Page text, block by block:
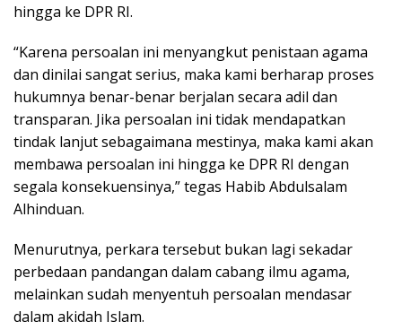
hingga ke DPR RI.
“Karena persoalan ini menyangkut penistaan agama
dan dinilai sangat serius, maka kami berharap proses
hukumnya benar-benar berjalan secara adil dan
transparan. Jika persoalan ini tidak mendapatkan
tindak lanjut sebagaimana mestinya, maka kami akan
membawa persoalan ini hingga ke DPR RI dengan
segala konsekuensinya,” tegas Habib Abdulsalam
Alhinduan.
Menurutnya, perkara tersebut bukan lagi sekadar
perbedaan pandangan dalam cabang ilmu agama,
melainkan sudah menyentuh persoalan mendasar
dalam akidah Islam.